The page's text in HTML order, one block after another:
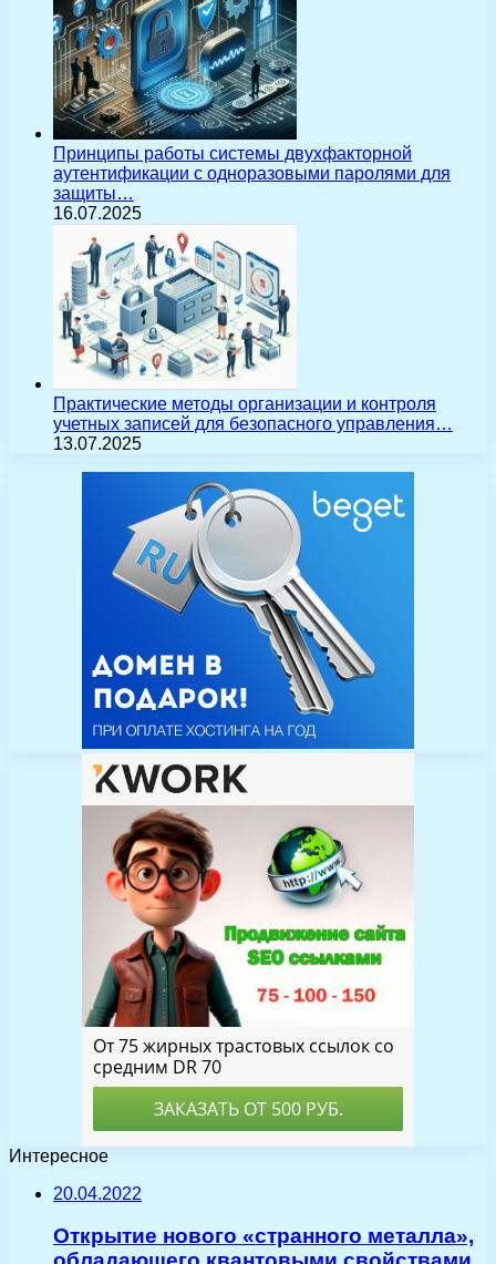
Принципы работы системы двухфакторной
аутентификации с одноразовыми паролями для
защиты…
16.07.2025
Практические методы организации и контроля
учетных записей для безопасного управления…
13.07.2025
Интересное
20.04.2022
Открытие нового «странного металла»,